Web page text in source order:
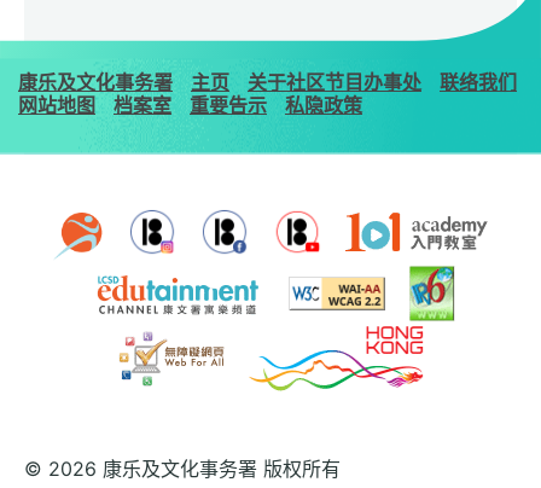
康乐及文化事务署 主页 关于社区节目办事处
联络我们
网站地图
档案室 重要告示 私隐政策
© 2026 康乐及文化事务署 版权所有